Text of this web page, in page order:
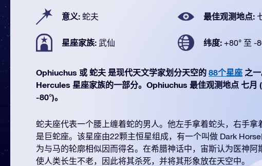
意义: 蛇夫 最佳观测地点:
星座家族: 武仙 纬度: +80° 至 -
Ophiuchus 或 蛇夫 是现代天文学家划分天空的 88个星座 之
Hercules 星座家族的一部分。Ophiuchus 最佳观测地点 七月 (
-80°)。
蛇夫座代表一个腰上缠着蛇的男人。他左手拿着蛇头，右手拿
是巨蛇座。该星座由22颗主恒星组成，有一个叫做 Dark
为与马的轮廓相似因而得名。在希腊神话中，宙斯认为医神阿
使人类长生不老，因此将其杀死，并将其形象放在天空中。